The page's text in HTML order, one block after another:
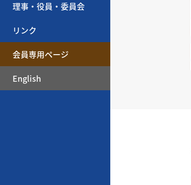
理事・役員・委員会
リンク
会員専用ページ
English